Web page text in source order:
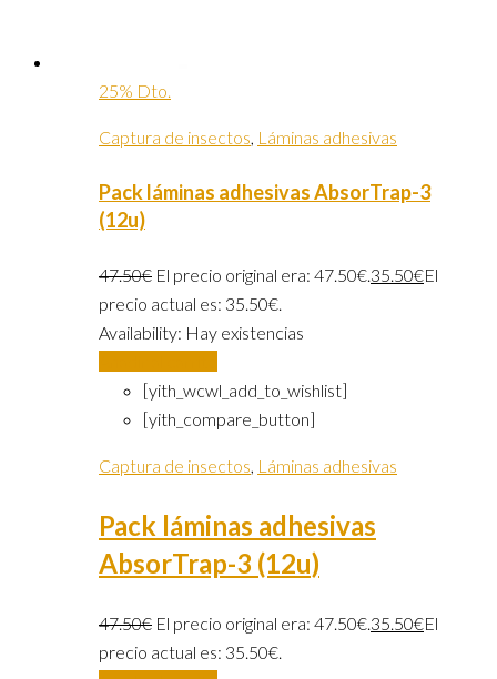
25% Dto.
Captura de insectos Láminas adhesivas
Pack láminas adhesivas AbsorTrap-3
(12u)
47.50€ El precio original era: 47.50€. 35.50€El
precio actual es: 35.50€.
Availability: Hay existencias
[yith_wcwl_add_to_wishlist]
[yith_compare_button]
Captura de insectos Láminas adhesivas
Pack láminas adhesivas
AbsorTrap-3 (12u)
47.50€ El precio original era: 47.50€. 35.50€El
precio actual es: 35.50€.